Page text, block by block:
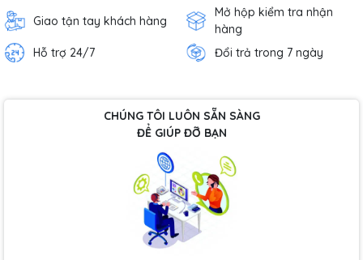
Giao tận tay khách hàng
Mở hộp kiểm tra nhận
hàng
Hỗ trợ 24/7
Đổi trả trong 7 ngày
CHÚNG TÔI LUÔN SẴN SÀNG
ĐỂ GIÚP ĐỠ BẠN